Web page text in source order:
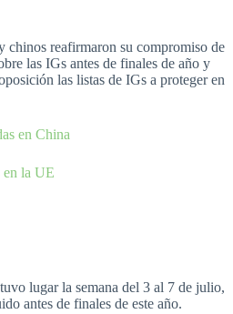
chinos reafirmaron su compromiso de
las IGs antes de finales de año y
las listas de IGs a proteger en
en China
en la UE
lugar la semana del 3 al 7 de julio,
antes de finales de este año.